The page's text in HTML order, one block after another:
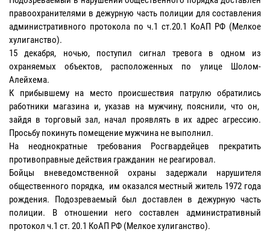
правоохранителями в дежурную часть полиции для составления
административного протокола по ч.1 ст.20.1 КоАП РФ (Мелкое
хулиганство).
15 декабря, ночью, поступил сигнал тревога в одном из
охраняемых объектов, расположенных по улице Шолом-
Алейхема.
К прибывшему на место происшествия патрулю обратились
работники магазина и, указав на мужчину, пояснили, что он,
зайдя в торговый зал, начал проявлять в их адрес агрессию.
Просьбу покинуть помещение мужчина не выполнил.
На неоднократные требования Росгвардейцев прекратить
противоправные действия гражданин не реагировал.
Бойцы вневедомственной охраны задержали нарушителя
общественного порядка, им оказался местный житель 1972 года
рождения. Подозреваемый был доставлен в дежурную часть
полиции. В отношении него составлен административный
протокол ч.1 ст. 20.1 КоАП РФ (Мелкое хулиганство).